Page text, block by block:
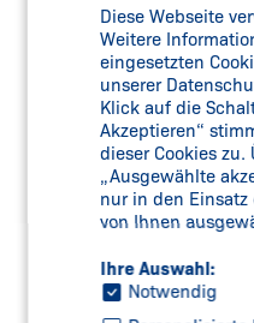
Safety
24/7.
Jetzt besuchen
Diese Webseite
Weitere
eingesetzten
unserer
Klick auf die
Akzeptieren“
dieser Cookies
„Ausgewählte
nur in den Einsatz
von Ihnen
Ihre Auswahl:
Notwendig